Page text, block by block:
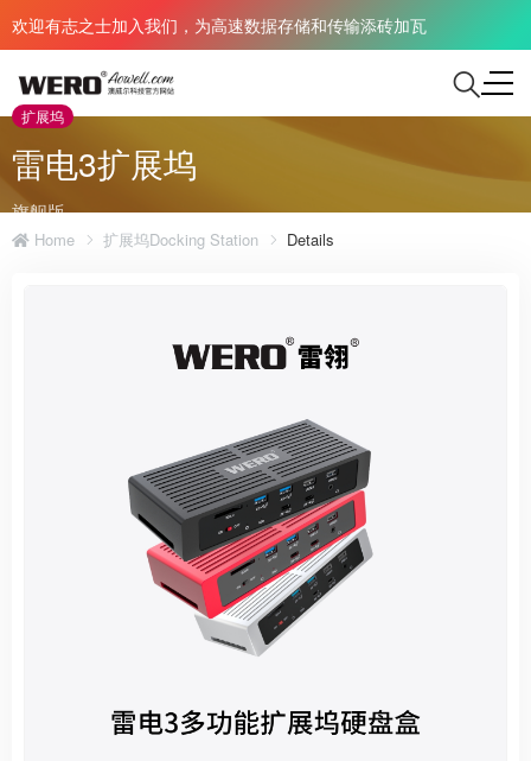
欢迎有志之士加入我们，为高速数据存储和传输添砖加瓦
扩展坞
雷电3扩展坞
旗舰版
Home 扩展坞Docking Station Details